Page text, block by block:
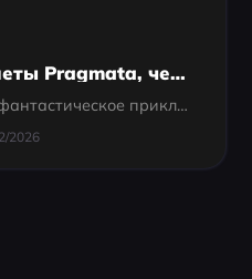
Как исправить вылеты Pragmata, черный экран и ошибки запуска?
Долгожданное научно-фантастическое приключение Capcom, Pragmata, обещает захватывающее путешествие по Луне, но для многих игроков на ПК этот опыт был прерван досадными техническими проблемами. Если вы столкнулись с внезапным вылетом Pragmata,...
2026